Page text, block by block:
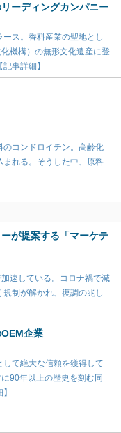
ーディングカンパニー
ス。香料産業の聖地とし
機構）の無形文化遺産に登
事詳細】
コンドロイチン。高齢化
れる。そうした中、原料
が提案する「マーケテ
速している。コロナ禍で減
制が解かれ、復調の兆し
企業
て絶大な信頼を獲得して
90年以上の歴史を刻む同